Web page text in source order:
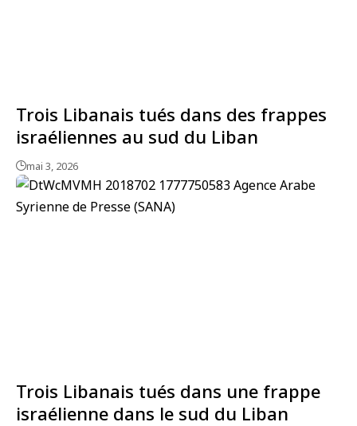
Trois Libanais tués dans des frappes
israéliennes au sud du Liban
mai 3, 2026
Trois Libanais tués dans une frappe
israélienne dans le sud du Liban